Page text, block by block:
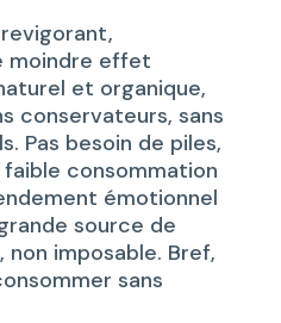
moindre effet
et organique,
conservateurs, sans
Pas besoin de piles,
consommation
émotionnel
source de
imposable. Bref,
sans